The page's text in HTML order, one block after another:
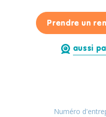
Prendre un
aussi
Numéro